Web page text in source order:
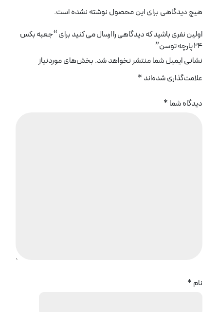
هیچ دیدگاهی برای این محصول نوشته نشده است.
اولین نفری باشید که دیدگاهی را ارسال می کنید برای “جعبه بکس
24 پارچه توسن”
نشانی ایمیل شما منتشر نخواهد شد. بخش‌های موردنیاز
علامت‌گذاری شده‌اند *
دیدگاه شما *
نام *